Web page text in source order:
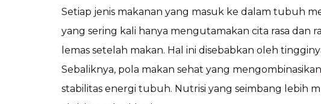
Setiap jenis makanan yang masuk ke dalam tubuh
yang sering kali hanya mengutamakan cita rasa dan
lemas setelah makan. Hal ini disebabkan oleh
Sebaliknya, pola makan sehat yang mengombinasikan
stabilitas energi tubuh. Nutrisi yang seimbang lebih